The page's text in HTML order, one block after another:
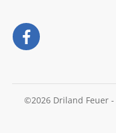
©2026 Driland Feuer -